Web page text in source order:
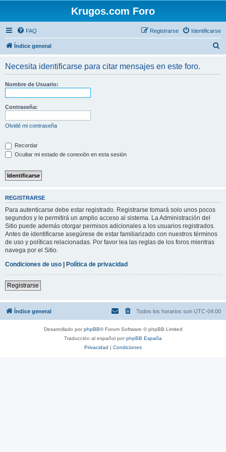
Krugos.com Foro
FAQ Identificarse
Registrarse
Índice general
Necesita identificarse para citar mensajes en este foro.
Nombre de Usuario:
Contraseña:
Olvidé mi contraseña
Recordar
Ocultar mi estado de conexión en esta sesión
REGISTRARSE
Para autenticarse debe estar registrado. Registrarse tomará solo unos pocos
segundos y le permitirá un amplio acceso al sistema. La Administración del
Sitio puede además otorgar permisos adicionales a los usuarios registrados.
Antes de identificarse asegúrese de estar familiarizado con nuestros términos
de uso y políticas relacionadas. Por favor lea las reglas de los foros mientras
navega por el Sitio.
Condiciones de uso | Política de privacidad
Registrarse
Índice general Todos los horarios son UTC-04:00
Desarrollado porphpBB® Forum Software © phpBB Limited
Traducción al español porphpBB España
Privacidad | Condiciones